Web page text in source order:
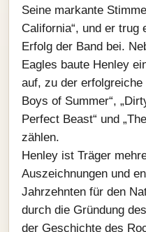
Seine markante
California“, und er trug
Erfolg der Band bei.
Eagles baute Henley
auf, zu der erfolgreiche
Boys of Summer“,
Perfect Beast“ und
zählen.
Henley ist Träger
Auszeichnungen und
Jahrzehnten für den
durch die Gründung
der Geschichte des